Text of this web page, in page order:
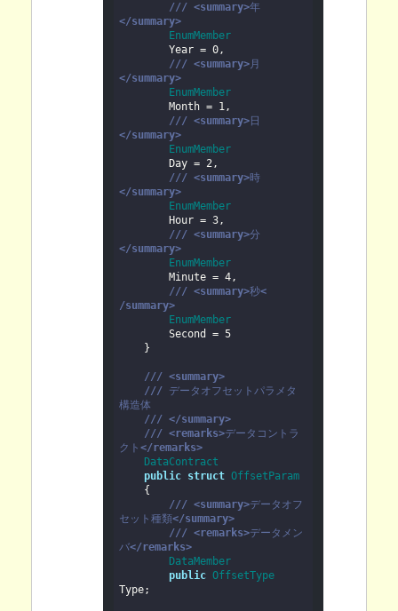
/// <summary>年
</summary>
EnumMember
        Year =
0,
/// <summary>月
</summary>
EnumMember
        Month =
1,
/// <summary>日
</summary>
EnumMember
        Day =
2,
/// <summary>時
</summary>
EnumMember
        Hour =
3,
/// <summary>分
</summary>
EnumMember
        Minute =
4,
/// <summary>秒<
/summary>
EnumMember
        Second =
5
/// <summary>
///
データオフセットパラメタ
構造体
/// </summary>
/// <remarks>データコントラ
クト </remarks>
DataContract
public
struct OffsetParam
/// <summary>データオフ
セット種類</summary>
/// <remarks>データメン
バ</remarks>
DataMember
public OffsetType
Type;